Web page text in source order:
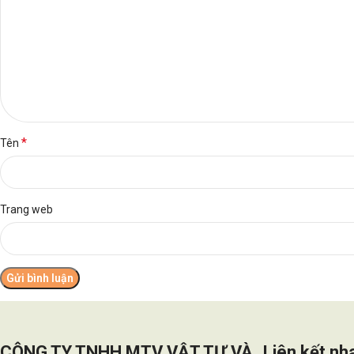
Tên *
Trang web